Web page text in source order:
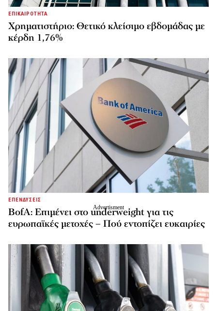
ΕΠΙΚΑΙΡΟΤΗΤΑ
Χρηματιστήριο: Θετικό κλείσιμο εβδομάδας με
κέρδη 1,76%
ΕΠΕΝΔΥΣΕΙΣ
BofA: Επιμένει στο underweight για τις
ευρωπαϊκές μετοχές – Πού εντοπίζει ευκαιρίες